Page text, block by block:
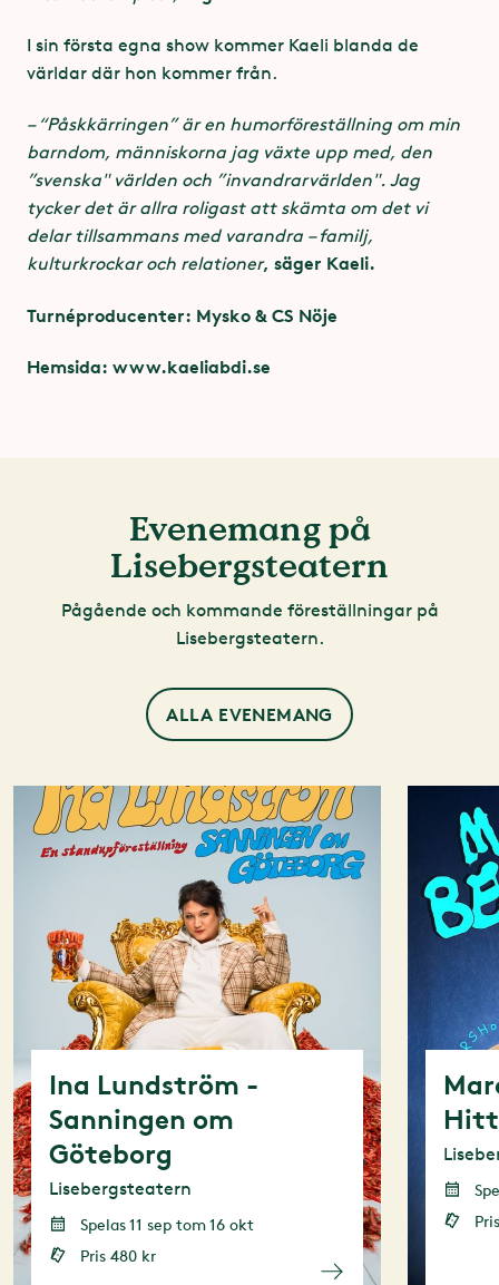
I sin första egna show kommer Kaeli blanda de
världar där hon kommer från.
– “Påskkärringen” är en humorföreställning om min
barndom, människorna jag växte upp med, den
”svenska" världen och ”invandrarvärlden". Jag
tycker det är allra roligast att skämta om det vi
delar tillsammans med varandra – familj,
kulturkrockar och relationer, säger Kaeli.
Turnéproducenter: Mysko & CS Nöje
Hemsida: www.kaeliabdi.se
Avhämtning av biljetter
I samband med föreställningar på Lisebergsteatern
öppnar Lisebergs Gästservice för avhämtning av
Lisebergsparken har öppet öppnar Gästservice vid
Huvudentrén en timme innan parken öppnar, och
stänger samtidigt som Lisebergsparken. Här hittar
duGästservice öppettider
Tips! Biljetten gäller som entré till Liseberg, om
Evenemang på
Lisebergsteatern
Pågående och kommande föreställningar på
Lisebergsteatern.
ALLA EVENEMANG
Ina Lundström -
Sanningen om
Göteborg
Lisebergsteatern
Spelas 11 sep tom 16 okt
Pris 480 kr